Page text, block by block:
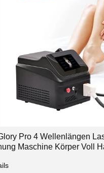
Pro 4 Wellenlängen
Maschine Körper Voll